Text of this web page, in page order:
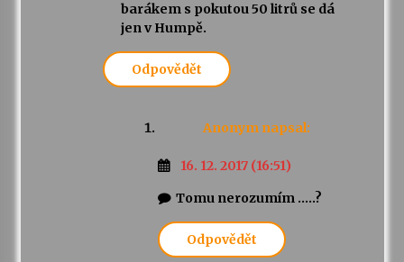
barákem s pokutou 50 litrů se dá
jen v Humpě.
Odpovědět
Anonym napsal:
16. 12. 2017 (16:51)
Tomu nerozumím …..?
Odpovědět